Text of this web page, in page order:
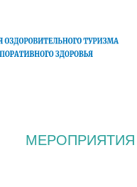
МЕРОПРИЯТИЯ